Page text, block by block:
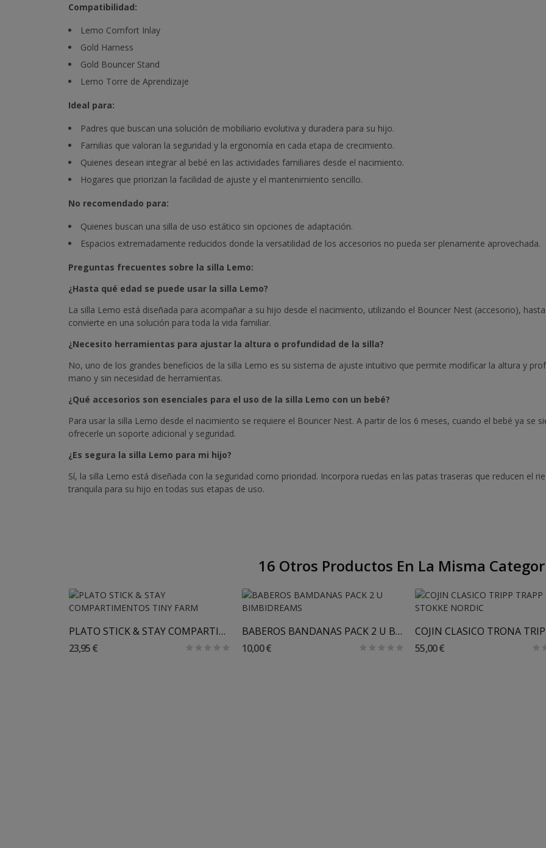
Compatibilidad:
Lemo Comfort Inlay
Gold Harness
Gold Bouncer Stand
Lemo Torre de Aprendizaje
Ideal para:
Padres que buscan una solución de mobiliario evolutiva y duradera para su hijo.
Familias que valoran la seguridad y la ergonomía en cada etapa de crecimiento.
Quienes desean integrar al bebé en las actividades familiares desde el nacimiento.
Hogares que priorizan la facilidad de ajuste y el mantenimiento sencillo.
No recomendado para:
Quienes buscan una silla de uso estático sin opciones de adaptación.
Espacios extremadamente reducidos donde la versatilidad de los accesorios no pueda ser plenamente aprovechada.
Preguntas frecuentes sobre la silla Lemo:
¿Hasta qué edad se puede usar la silla Lemo?
La silla Lemo está diseñada para acompañar a su hijo desde el nacimiento, utilizando el Bouncer Nest (accesorio),
convierte en una solución para toda la vida familiar.
¿Necesito herramientas para ajustar la altura o profundidad de la silla?
No, uno de los grandes beneficios de la silla Lemo es su sistema de ajuste intuitivo que permite modificar la altura y
mano y sin necesidad de herramientas.
¿Qué accesorios son esenciales para el uso de la silla Lemo con un bebé?
Para usar la silla Lemo desde el nacimiento se requiere el Bouncer Nest. A partir de los 6 meses, cuando el bebé ya se
ofrecerle un soporte adicional y seguridad.
¿Es segura la silla Lemo para mi hijo?
Sí, la silla Lemo está diseñada con la seguridad como prioridad. Incorpora ruedas en las patas traseras que reducen el
tranquila para su hijo en todas sus etapas de uso.
16 Otros Productos En La Misma
Añadir Al Carrito
PLATO STICK & STAY COMPARTIMENTOS TINY FARM
23,95 €
BABEROS BANDANAS PACK 2 U BIMBIDREAMS
10,00 €
55,00 €